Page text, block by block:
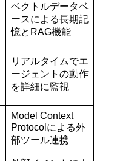
ベクトルデータベ
ースによる長期記
憶とRAG機能
リアルタイムでエ
ージェントの動作
を詳細に監視
Model Context
Protocolによる外
部ツール連携